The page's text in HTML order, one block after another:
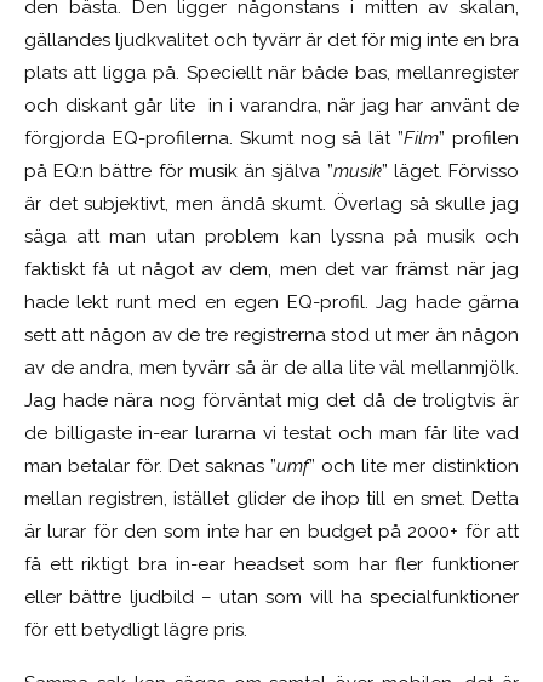
den bästa. Den ligger någonstans i mitten av skalan,
gällandes ljudkvalitet och tyvärr är det för mig inte en bra
plats att ligga på. Speciellt när både bas, mellanregister
och diskant går lite in i varandra, när jag har använt de
förgjorda EQ-profilerna. Skumt nog så lät ”Film” profilen
på EQ:n bättre för musik än själva ”musik” läget. Förvisso
är det subjektivt, men ändå skumt. Överlag så skulle jag
säga att man utan problem kan lyssna på musik och
faktiskt få ut något av dem, men det var främst när jag
hade lekt runt med en egen EQ-profil. Jag hade gärna
sett att någon av de tre registrerna stod ut mer än någon
av de andra, men tyvärr så är de alla lite väl mellanmjölk.
Jag hade nära nog förväntat mig det då de troligtvis är
de billigaste in-ear lurarna vi testat och man får lite vad
man betalar för. Det saknas ”umf” och lite mer distinktion
mellan registren, istället glider de ihop till en smet. Detta
är lurar för den som inte har en budget på 2000+ för att
få ett riktigt bra in-ear headset som har fler funktioner
eller bättre ljudbild – utan som vill ha specialfunktioner
för ett betydligt lägre pris.